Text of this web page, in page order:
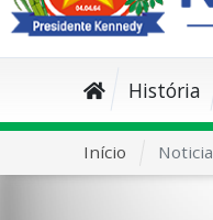
História
Início Noticia